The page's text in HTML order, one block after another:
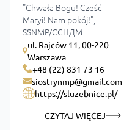
NMP
"Chwała Bogu! Cześć
Maryi! Nam pokój!",
SSNMP/ССНДМ
ul. Rajców 11, 00-220
Warszawa
+48 (22) 831 73 16
siostrynmp@gmail.com
https://sluzebnice.pl/
CZYTAJ WIĘCEJ